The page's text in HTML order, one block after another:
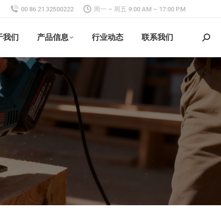
00 86 21 32500222 周一 – 周五 9:00 AM – 17:00 PM
我们 产品信息 行业动态 联系我们
搜